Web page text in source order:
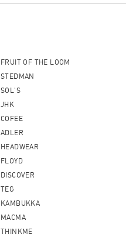
FRUIT OF THE LOOM
STEDMAN
SOL'S
JHK
COFEE
ADLER
HEADWEAR
FLOYD
DISCOVER
TEG
KAMBUKKA
MACMA
THINKME